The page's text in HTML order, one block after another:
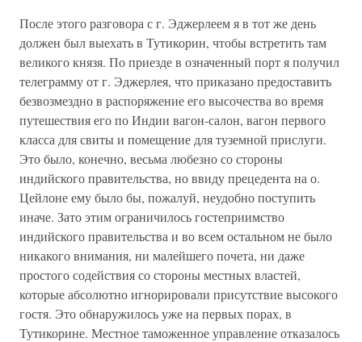
После этого разговора с г. Эджерлеем я в тот же день
должен был выехать в Тутикорин, чтобы встретить там
великого князя. По приезде в означенный порт я получил
телеграмму от г. Эджерлея, что приказано предоставить
безвозмездно в распоряжение его высочества во время
путешествия его по Индии вагон-салон, вагон первого
класса для свиты и помещение для туземной прислуги.
Это было, конечно, весьма любезно со стороны
индийского правительства, но ввиду прецедента на о.
Цейлоне ему было бы, пожалуй, неудобно поступить
иначе. Зато этим ограничилось гостеприимство
индийского правительства и во всем остальном не было
никакого внимания, ни малейшего почета, ни даже
простого содействия со стороны местных властей,
которые абсолютно игнорировали присутствие высокого
гостя. Это обнаружилось уже на первых порах, в
Тутикорине. Местное таможенное управление отказалось